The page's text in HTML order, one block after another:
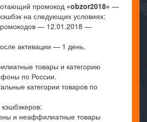
промокод «obzor2018» —
на следующих условиях:
— 12.01.2018 —
активации — 1 день.
товары и категорию
по России.
категории товаров по
и неаффилиатные товары